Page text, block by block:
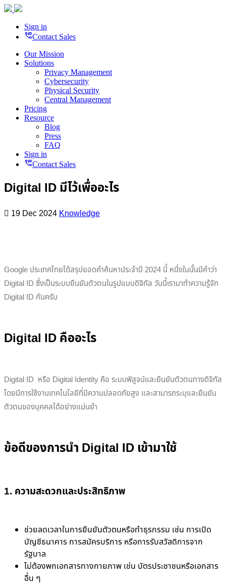
Sign in
perm_phone_msgContact Sales
Our Mission
Solutions
Privacy Management
Cybersecurity
Physical Security
Central Management
Pricing
Resource
Blog
Press
FAQ
Sign in
perm_phone_msgContact Sales
Digital ID มีไว้เพื่ออะไร
19 Dec 2024Knowledge
Google ประเทศไทยได้สรุปยอดคำค้นหาประจำปี 2024 นี้ หนึ่งในนั้นมีคำว่า
Digital ID ซึ่งเป็นระบบยืนยันตัวตนในรูปแบบดิจิทัล วันนี้เรามาทำความรู้จัก
Digital ID กันครับ
Digital ID คืออะไร
Digital ID หรือ Digital Identity คือ ระบบพิสูจน์และยืนยันตัวตนทางดิจิทัล
โดยมีการใช้งานเทคโนโลยีที่มีความปลอดภัยสูง และสามารถระบุและยืนยัน
ตัวตนของบุคคลได้อย่างแม่นยำ
ข้อดีของการนำ Digital ID เข้ามาใช้
1. ความสะดวกและประสิทธิภาพ
ช่วยลดเวลาในการยืนยันตัวตนหรือทำธุรกรรม เช่น การเปิด
บัญชีธนาคาร การสมัครบริการ หรือการรับสวัสดิการจาก
รัฐบาล
ไม่ต้องพกเอกสารทางกายภาพ เช่น บัตรประชาชนหรือเอกสาร
อื่น ๆ